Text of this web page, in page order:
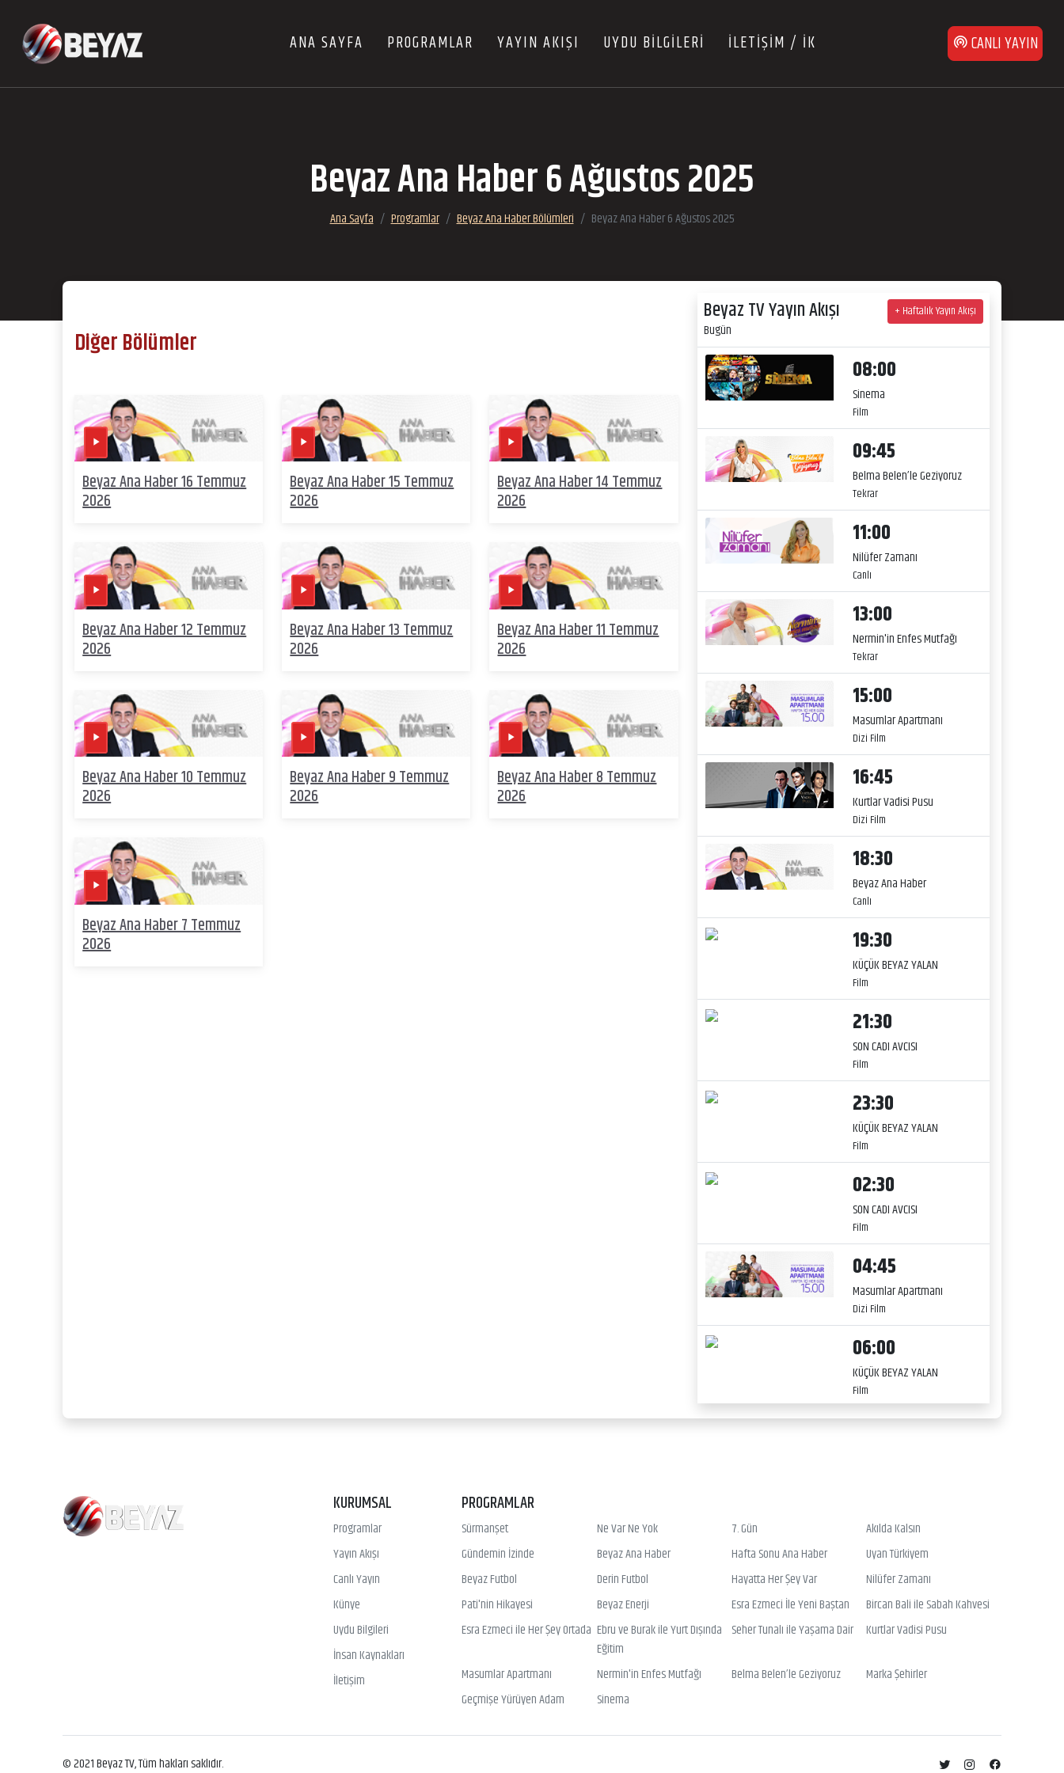
ANA SAYFA PROGRAMLAR YAYIN AKIŞI UYDU BİLGİLERİ İLETİŞİM / İK CANLI YAYIN
Beyaz Ana Haber 6 Ağustos 2025
Ana Sayfa Programlar Beyaz Ana Haber Bölümleri Beyaz Ana Haber 6 Ağustos 2025
Diğer Bölümler
Beyaz Ana Haber 16 Temmuz
2026
Beyaz Ana Haber 15 Temmuz
2026
Beyaz Ana Haber 14 Temmuz
2026
Beyaz Ana Haber 12 Temmuz
2026
Beyaz Ana Haber 13 Temmuz
2026
Beyaz Ana Haber 11 Temmuz
2026
Beyaz Ana Haber 10 Temmuz
2026
Beyaz Ana Haber 9 Temmuz
2026
Beyaz Ana Haber 8 Temmuz
2026
Beyaz Ana Haber 7 Temmuz
2026
Beyaz TV Yayın Akışı
Bugün
+ Haftalık Yayın Akışı
08:00
Sinema
Film
09:45
Belma Belen’le Geziyoruz
Tekrar
11:00
Nilüfer Zamanı
Canlı
13:00
Nermin'in Enfes Mutfağı
Tekrar
15:00
Masumlar Apartmanı
Dizi Film
16:45
Kurtlar Vadisi Pusu
Dizi Film
18:30
Beyaz Ana Haber
Canlı
19:30
KÜÇÜK BEYAZ YALAN
Film
21:30
SON CADI AVCISI
Film
23:30
KÜÇÜK BEYAZ YALAN
Film
02:30
SON CADI AVCISI
Film
04:45
Masumlar Apartmanı
Dizi Film
06:00
KÜÇÜK BEYAZ YALAN
Film
KURUMSAL
Programlar
Yayın Akışı
Canlı Yayın
Künye
Uydu Bilgileri
İnsan Kaynakları
İletişim
PROGRAMLAR
Sürmanşet Ne Var Ne Yok 7. Gün
Akılda Kalsın
Gündemin İzinde
Beyaz Ana Haber Hafta Sonu Ana Haber
Uyan Türkiyem
Beyaz Futbol
Derin Futbol Hayatta Her Şey Var
Nilüfer Zamanı
Pati'nin Hikayesi
Beyaz Enerji Esra Ezmeci İle Yeni Baştan
Bircan Bali ile Sabah Kahvesi
Esra Ezmeci ile Her Şey Ortada Ebru ve Burak ile Yurt Dışında
Eğitim
Seher Tunalı ile Yaşama Dair Kurtlar Vadisi Pusu
Masumlar Apartmanı Nermin'in Enfes Mutfağı Belma Belen’le Geziyoruz
Marka Şehirler
Geçmişe Yürüyen Adam
Sinema
© 2021 Beyaz TV, Tüm hakları saklıdır.